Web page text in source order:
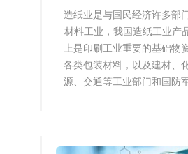
造纸业是与国民经济许多部
材料工业，我国造纸工业产
上是印刷工业重要的基础物
各类包装材料，以及建材、
源、交通等工业部门和国防